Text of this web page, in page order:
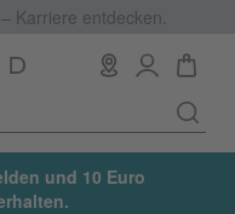
Karriere entdecken.
und 10 Euro